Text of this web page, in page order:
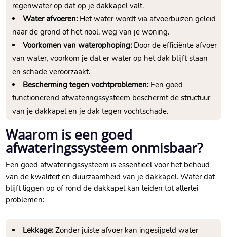
regenwater op dat op je dakkapel valt.​
Water afvoeren:Het water wordt via afvoerbuizen geleid
naar de grond of het riool, weg van je woning.​
Voorkomen van waterophoping:Door de efficiënte afvoer
van water, voorkom je dat er water op het dak blijft staan
en schade veroorzaakt.​
Bescherming tegen vochtproblemen:Een goed
functionerend afwateringssysteem beschermt de structuur
van je dakkapel en je dak tegen vochtschade.​
Waarom is een goed
afwateringssysteem onmisbaar?
Een goed afwateringssysteem is essentieel voor het behoud
van de kwaliteit en duurzaamheid van je dakkapel.​ Water dat
blijft liggen op of rond de dakkapel kan leiden tot allerlei
problemen:
Lekkage:Zonder juiste afvoer kan ingesijpeld water